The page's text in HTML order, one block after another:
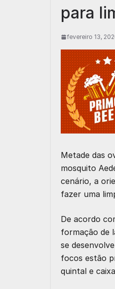
para
fevereiro 13,
Metade das
mosquito
cenário, a
fazer uma
De acordo
formação de
se
focos estão
quintal e